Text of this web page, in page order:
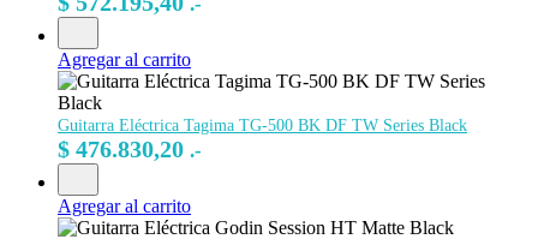
Agregar al carrito
Guitarra Eléctrica Tagima TG-500 BK DF TW Series Black
$ 476.830,20 .-
Agregar al carrito